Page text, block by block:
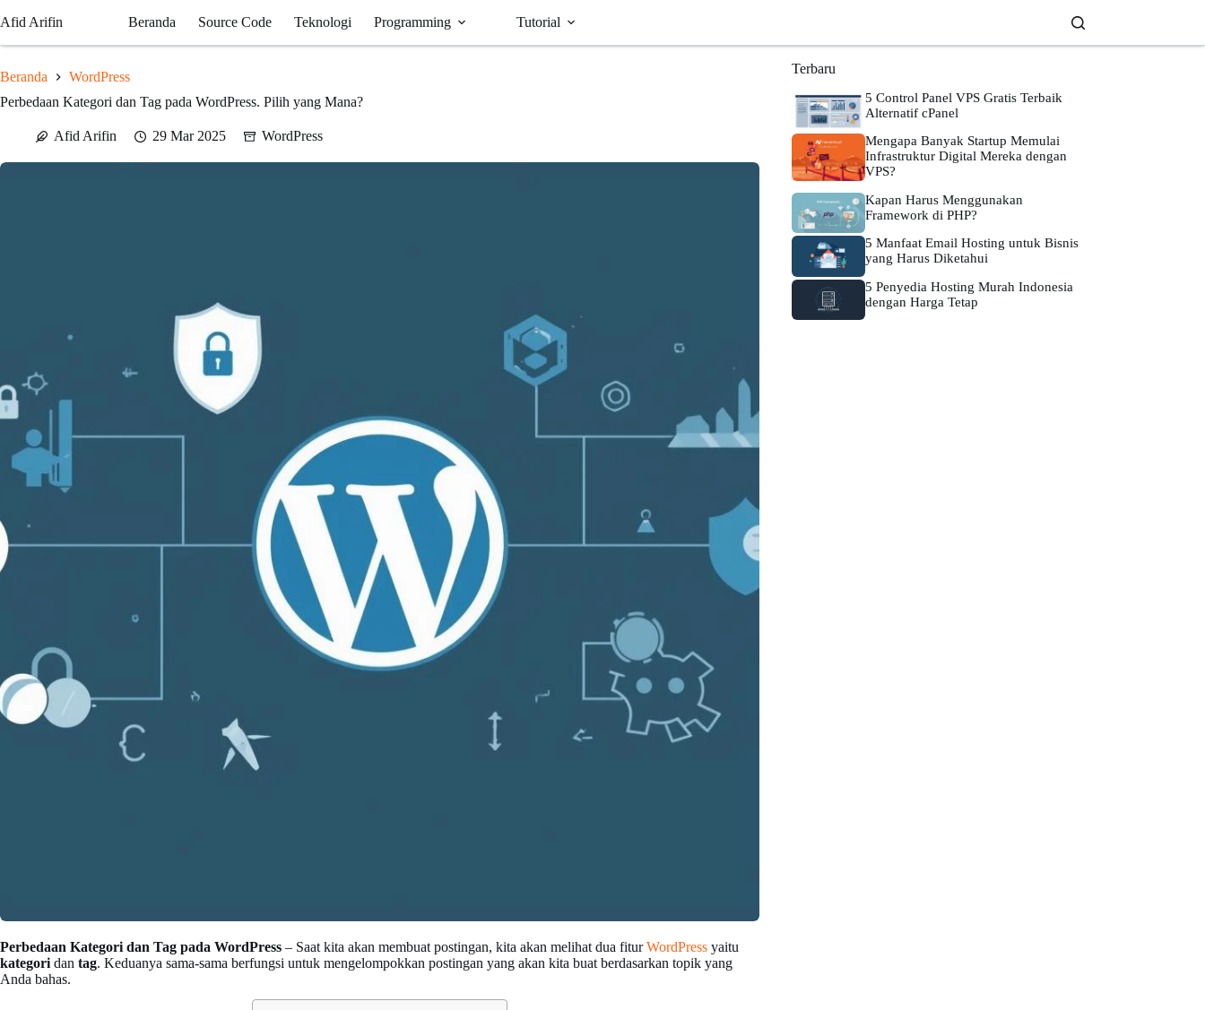
to
Afid Arifin Beranda Source Code Teknologi Programming Tutorial
Beranda
WordPress
Perbedaan Kategori dan Tag pada WordPress. Pilih yang Mana?
Afid Arifin 29 Mar 2025 WordPress
Perbedaan Kategori dan Tag pada WordPress – Saat kita akan membuat postingan, kita akan melihat dua fiturWordPress yaitu
kategori dan tag. Keduanya sama-sama berfungsi untuk mengelompokkan postingan yang akan kita buat berdasarkan topik yang
Anda bahas.
Terbaru
5 Control Panel VPS Gratis Terbaik
Alternatif cPanel
Mengapa Banyak Startup Memulai
Infrastruktur Digital Mereka dengan
VPS?
Kapan Harus Menggunakan
Framework di PHP?
5 Manfaat Email Hosting untuk Bisnis
yang Harus Diketahui
5 Penyedia Hosting Murah Indonesia
dengan Harga Tetap